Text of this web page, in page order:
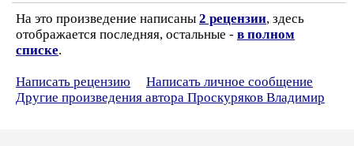
На это произведение написаны 2 рецензии, здесь
отображается последняя, остальные - в полном
списке.
Написать рецензию
Написать личное сообщение
Другие произведения автора Проскуряков Владимир